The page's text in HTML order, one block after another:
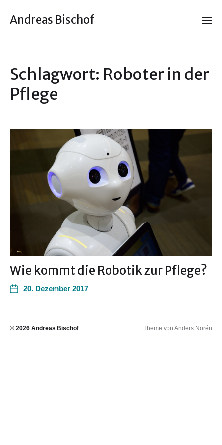
Andreas Bischof
Schlagwort: Roboter in der
Pflege
Wie kommt die Robotik zur Pflege?
20. Dezember 2017
© 2026 Andreas Bischof Theme von Anders Norén